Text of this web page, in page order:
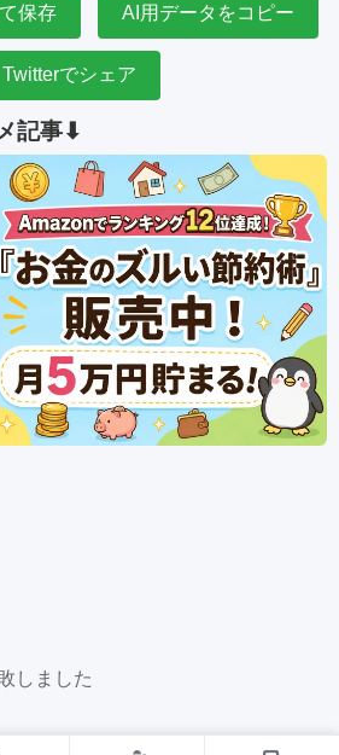
保存 AI用データをコピー
Twitterでシェア
記事⬇︎
しました